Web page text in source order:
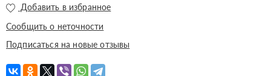
Добавить в избранное
Сообщить о неточности
Подписаться на новые отзывы